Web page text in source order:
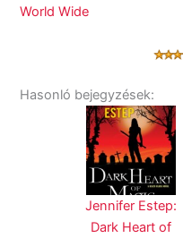
Hasonló bejegyzések:
Jennifer Estep:
Dark Heart of